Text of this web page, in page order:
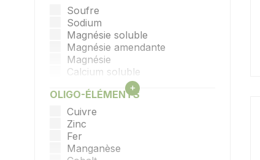
Soufre
Sodium
Magnésie soluble
Magnésie amendante
Magnésie
Calcium soluble
Calcium amendant
Calcium
Biostimulants
Acides aminés
Afficher tous les filtres
+
OLIGO-ÉLÉMENTS
Cuivre
Zinc
Fer
Manganèse